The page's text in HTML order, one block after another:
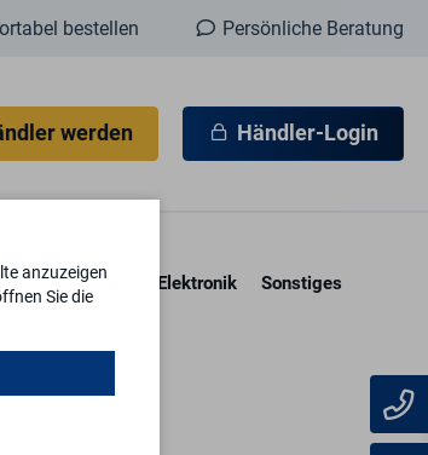
bestellen Persönliche Beratung
werden Händler-Login
Schlüssel Elektronik Sonstiges
anzuzeigen
Sie die